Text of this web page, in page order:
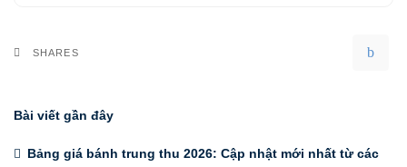
SHARES
Bài viết gần đây
Bảng giá bánh trung thu 2026: Cập nhật mới nhất từ các